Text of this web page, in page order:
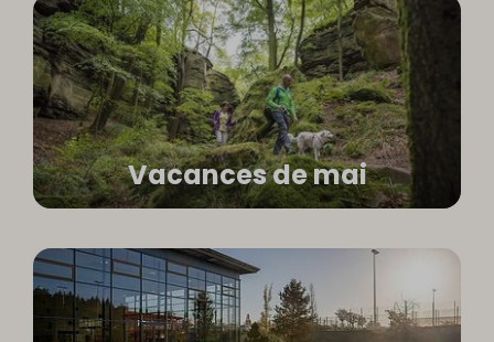
Vacances de mai